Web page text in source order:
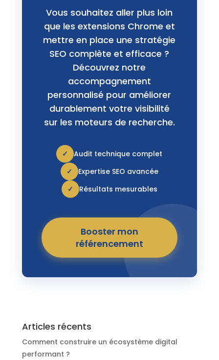
Vous souhaitez aller plus loin
que les extensions Chrome et
mettre en place une stratégie
SEO complète et efficace ?
Découvrez notre
accompagnement
personnalisé pour améliorer
durablement votre visibilité
sur les moteurs de recherche.
✓
Audit technique complet
✓
Expertise SEO avancée
✓
Résultats mesurables
Booster mon
référencement
Articles récents
Comment construire un écosystème digital
performant ?